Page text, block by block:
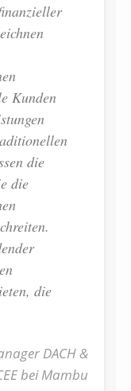
Kunden
die
die
die
DACH &
bei Mambu